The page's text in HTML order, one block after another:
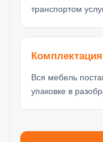
транспортом
Вся мебель
упаковке в